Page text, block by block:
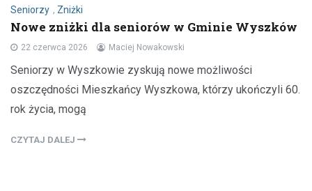
Seniorzy , Zniżki
Nowe zniżki dla seniorów w Gminie Wyszków
22 czerwca 2026 Maciej Nowakowski
Seniorzy w Wyszkowie zyskują nowe możliwości
oszczędności Mieszkańcy Wyszkowa, którzy ukończyli 60.
rok życia, mogą
CZYTAJ DALEJ